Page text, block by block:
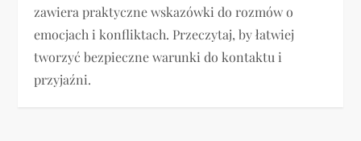
zawiera praktyczne wskazówki do rozmów o
emocjach i konfliktach. Przeczytaj, by łatwiej
tworzyć bezpieczne warunki do kontaktu i
przyjaźni.